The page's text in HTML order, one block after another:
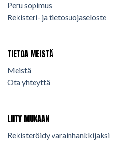
Peru sopimus
Rekisteri- ja tietosuojaseloste
TIETOA MEISTÄ
Meistä
Ota yhteyttä
LIITY MUKAAN
Rekisteröidy varainhankkijaksi